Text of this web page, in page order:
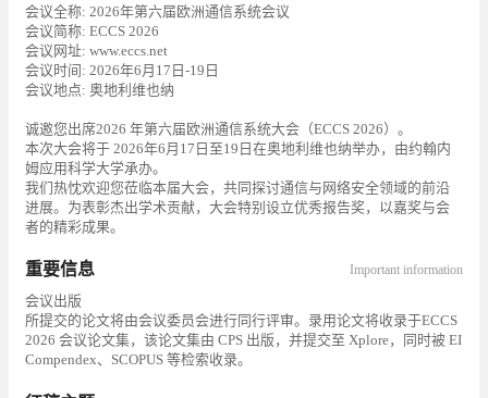
会议全称: 2026年第六届欧洲通信系统会议
会议简称: ECCS 2026
会议网址: www.eccs.net
会议时间: 2026年6月17日-19日
会议地点: 奥地利维也纳
诚邀您出席2026 年第六届欧洲通信系统大会（ECCS 2026）。
本次大会将于 2026年6月17日至19日在奥地利维也纳举办，由约翰内
姆应用科学大学承办。
我们热忱欢迎您莅临本届大会，共同探讨通信与网络安全领域的前沿
进展。为表彰杰出学术贡献，大会特别设立优秀报告奖，以嘉奖与会
者的精彩成果。
重要信息 Important information
会议出版
所提交的论文将由会议委员会进行同行评审。录用论文将收录于ECCS
2026 会议论文集，该论文集由 CPS 出版，并提交至 Xplore，同时被 EI
Compendex、SCOPUS 等检索收录。